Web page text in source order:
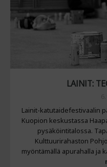
LAINIT:
Lainit-katutaidefestivaalin
Kuopion keskustassa
pysäköintitalossa.
Kulttuurirahaston
myöntämällä apurahalla ja